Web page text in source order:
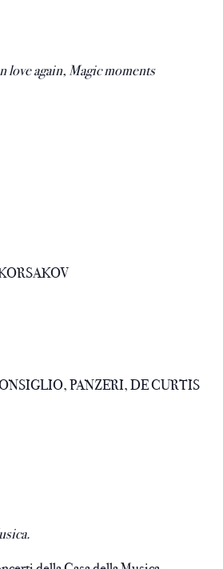
love again, Magic moments
PANZERI, DE CURTIS